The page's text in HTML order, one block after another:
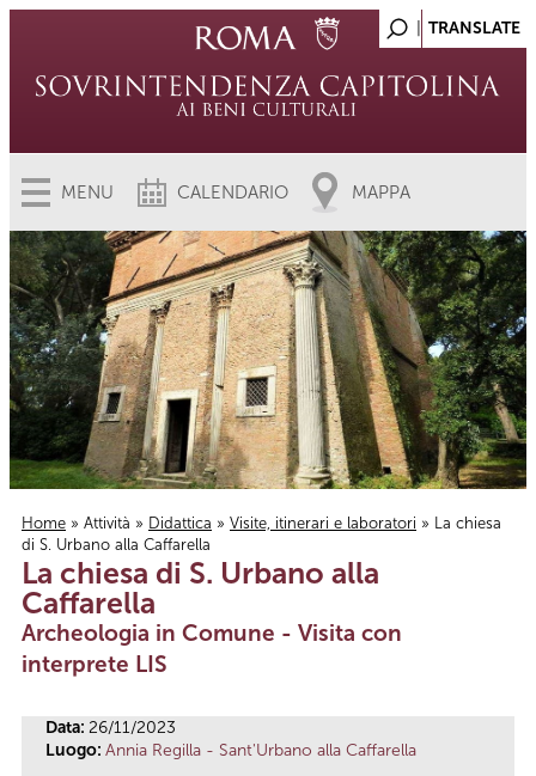
MENU CALENDARIO MAPPA
Tu sei qui
Home » Attività » Didattica » Visite, itinerari e laboratori » La chiesa
di S. Urbano alla Caffarella
La chiesa di S. Urbano alla
Caffarella
Archeologia in Comune - Visita con
interprete LIS
Data: 26/11/2023
Luogo: Annia Regilla - Sant'Urbano alla Caffarella